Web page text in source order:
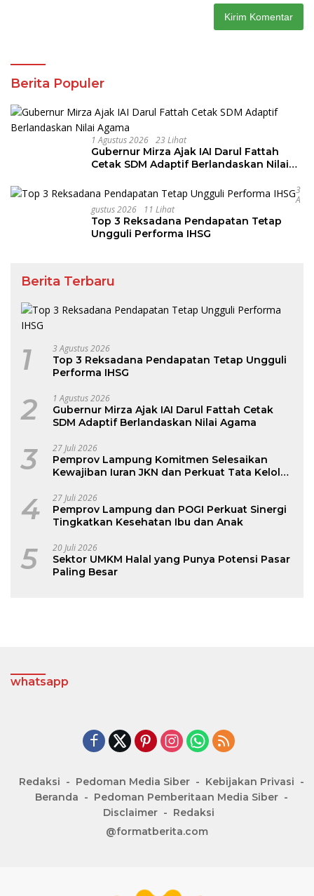
Berita Populer
1 Agustus 2026 23 Lihat
Gubernur Mirza Ajak IAI Darul Fattah
Cetak SDM Adaptif Berlandaskan Nilai
3
A
Gustus 2026
11 Lihat
Top 3 Reksadana Pendapatan Tetap
Ungguli Performa IHSG
Berita Terbaru
1 3 Agustus 2026
Top 3 Reksadana Pendapatan Tetap Ungguli
Performa IHSG
2 1 Agustus 2026
Gubernur Mirza Ajak IAI Darul Fattah Cetak
SDM Adaptif Berlandaskan Nilai Agama
3 27 Juli 2026
Pemprov Lampung Komitmen Selesaikan
Kewajiban Iuran JKN dan Perkuat Tata Kelola
4 27 Juli 2026
Pemprov Lampung dan POGI Perkuat Sinergi
Tingkatkan Kesehatan Ibu dan Anak
5 20 Juli 2026
Sektor UMKM Halal yang Punya Potensi Pasar
Paling Besar
whatsapp
Redaksi Pedoman Media Siber
Kebijakan Privasi
Beranda
Pedoman Pemberitaan Media Siber
Disclaimer
Redaksi
@formatberita.com